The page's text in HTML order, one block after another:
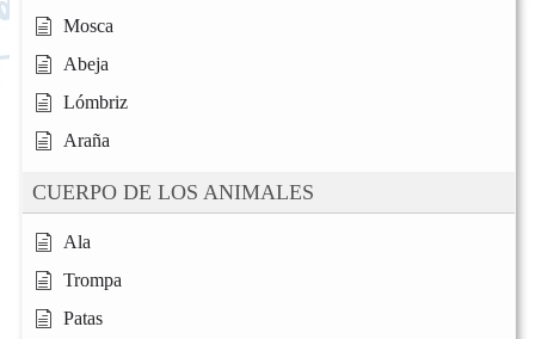
Mosca
Abeja
Lómbriz
Araña
CUERPO DE LOS ANIMALES
Ala
Trompa
Patas